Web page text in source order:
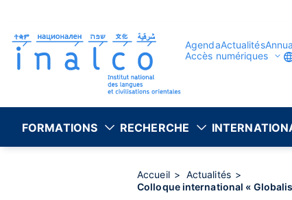
principal
AgendaActualités
Accès numériques
FORMATIONS RECHERCHE
Accueil
Actualités
Colloque international «